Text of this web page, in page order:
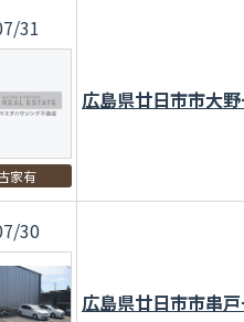
31
家有
広島県廿日市市大
30
広島県廿日市市串